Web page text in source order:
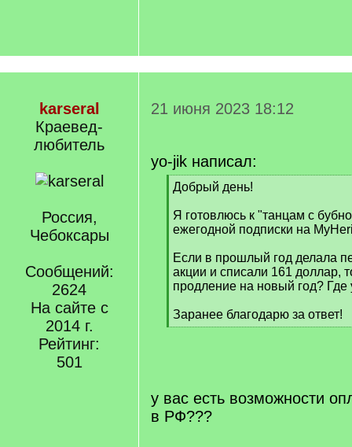
karseral
Краевед-
любитель
Россия,
Чебоксары
Сообщений:
2624
На сайте с
2014 г.
Рейтинг:
501
21 июня 2023 18:12
yo-jik написал:
[
]
Добрый день!
Я готовлюсь к "танцам с
ежегодной подписки на
Если в прошлый год делала
акции и списали 161 доллар,
продление на новый год? Где
Заранее благодарю за ответ!
[
у вас есть возможности
в РФ???